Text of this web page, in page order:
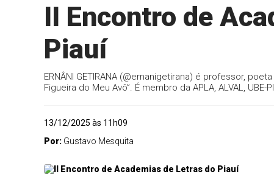
II Encontro de
Piauí
ERNÂNI GETIRANA (@ernanigetirana) é professor,
Figueira do Meu Avô”. É membro da APLA, ALVAL, UBE-
13/12/2025 às 11h09
Por: Gustavo Mesquita